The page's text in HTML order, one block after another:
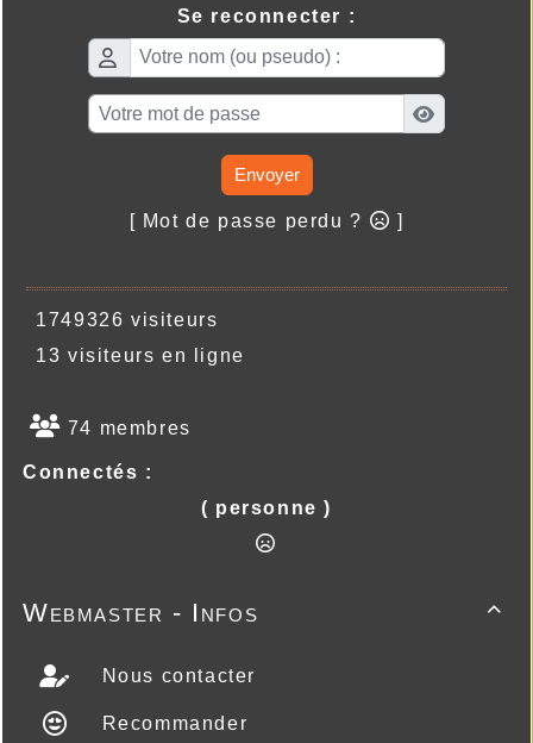
Se reconnecter :
Envoyer
[ Mot de passe perdu ? ]
1749326 visiteurs
13 visiteurs en ligne
74 membres
Connectés :
( personne )

Webmaster - Infos
Nous contacter
Recommander